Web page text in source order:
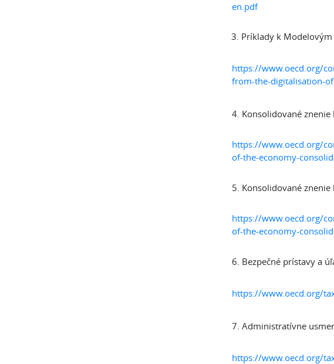
en.pdf
Príklady k
https://www.oecd.org/
from-the-digitalisation-
4. Konsolidované
https://www.oecd.org/
of-the-economy-
5. Konsolidované
https://www.oecd.org/
of-the-economy-
6. Bezpečné prístavy a
https://www.oecd.org/
7. Administratívne
https://www.oecd.org/